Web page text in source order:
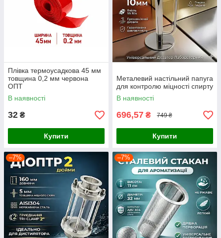
Плівка термоусадкова 45 мм
товщина 0,2 мм червона
ОПТ
В наявності
32 ₴
Купити
Металевий настільний папуга
для контролю міцності спирту
В наявності
696,57 ₴ 749 ₴
Купити
–7% –7%